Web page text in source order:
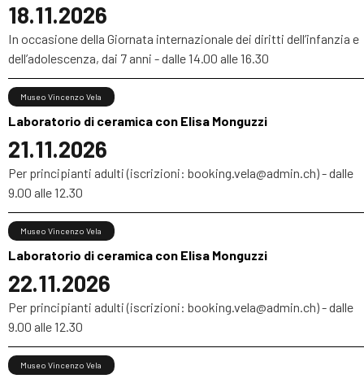
18.11.2026
In occasione della Giornata internazionale dei diritti dell’infanzia e
dell’adolescenza, dai 7 anni - dalle 14.00 alle 16.30
Laboratorio di ceramica con Elisa Monguzzi
21.11.2026
Museo Vincenzo Vela
Per principianti adulti (iscrizioni: booking.vela@admin.ch) - dalle
9.00 alle 12.30
Laboratorio di ceramica con Elisa Monguzzi
22.11.2026
Museo Vincenzo Vela
Per principianti adulti (iscrizioni: booking.vela@admin.ch) - dalle
9.00 alle 12.30
Museo Vincenzo Vela